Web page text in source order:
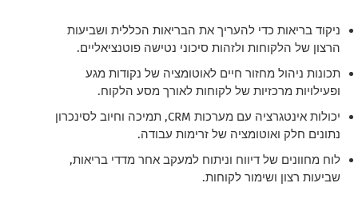
ניקוד בריאות כדי להעריך את הבריאות הכללית ושביעות
הרצון של הלקוחות ולזהות סיכוני נטישה פוטנציאליים.
תכונות ניהול מחזור חיים לאוטומציה של נקודות מגע
ופעילויות מרכזיות של לקוחות לאורך מסע הלקוח.
יכולות אינטגרציה עם מערכות CRM, תמיכה וחיוב לסינכרון
נתונים חלק ואוטומציה של זרימות עבודה.
לוח מחוונים של דיווח וניתוח למעקב אחר מדדי בריאות,
שביעות רצון ושימור לקוחות.